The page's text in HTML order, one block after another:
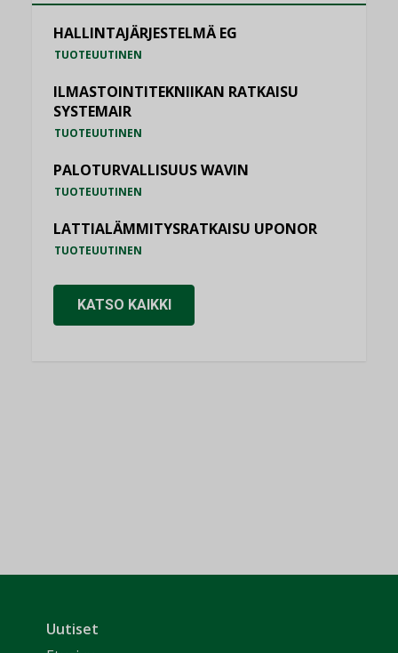
HALLINTAJÄRJESTELMÄ EG
TUOTEUUTINEN
ILMASTOINTITEKNIIKAN RATKAISU
SYSTEMAIR
TUOTEUUTINEN
PALOTURVALLISUUS WAVIN
TUOTEUUTINEN
LATTIALÄMMITYSRATKAISU UPONOR
TUOTEUUTINEN
KATSO KAIKKI
Uutiset